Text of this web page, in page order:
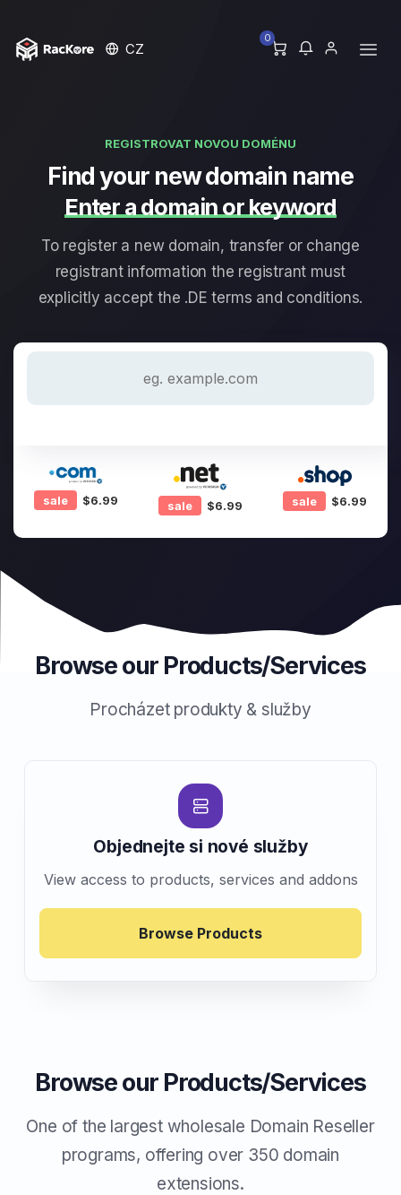
CZ
0
REGISTROVAT NOVOU DOMÉNU
Find your new domain name
Enter a domain or keyword
To register a new domain, transfer or change
registrant information the registrant must
explicitly accept the .DE terms and conditions.
sale $6.99 sale $6.99 sale $6.99
Browse our Products/Services
Procházet produkty & služby
Objednejte si nové služby
View access to products, services and addons
Browse Products
Browse our Products/Services
One of the largest wholesale Domain Reseller
programs, offering over 350 domain
extensions.